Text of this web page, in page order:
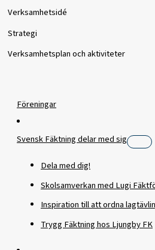
Verksamhetsidé
Strategi
Verksamhetsplan och aktiviteter
Föreningar
Svensk Fäktning delar med sig
Dela med dig!
Skolsamverkan med Lugi
Inspiration till att ordna
Trygg Fäktning hos Ljungby FK